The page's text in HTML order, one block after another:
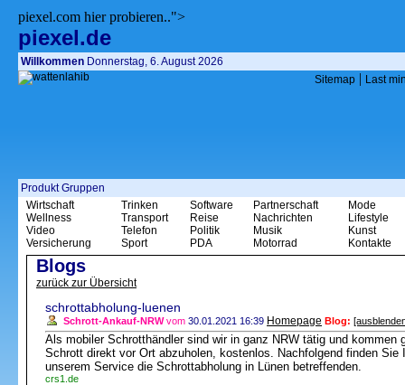
piexel.com hier probieren..">
piexel.de
Willkommen Donnerstag, 6. August 2026
Sitemap | Last
Produkt Gruppen
Wirtschaft
Wellness
Video
Versicherung
Trinken
Transport
Telefon
Sport
Software
Reise
Politik
PDA
Partnerschaft
Nachrichten
Musik
Motorrad
Mode
Lifestyle
Kunst
Kontakte
Blogs
zurück zur Übersicht
schrottabholung-luenen
Schrott-Ankauf-NRWvom 30.01.2021 16:39 Homepage Blog:
Als mobiler Schrotthändler sind wir in ganz NRW tätig und kommen
Schrott direkt vor Ort abzuholen, kostenlos. Nachfolgend finden Sie
unserem Service die Schrottabholung in Lünen betreffenden.
crs1.de